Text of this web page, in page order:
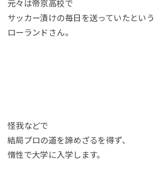
元々は帝京高校で
サッカー漬けの毎日を送っていたという
ローランドさん。
怪我などで
結局プロの道を諦めざるを得ず、
惰性で大学に入学します。